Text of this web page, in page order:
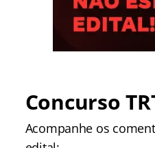
Concurso
Acompanhe os